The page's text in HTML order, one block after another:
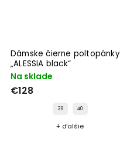
Dámske čierne poltopánky
„ALESSIA black“
Na sklade
€128
39 40
+ ďalšie